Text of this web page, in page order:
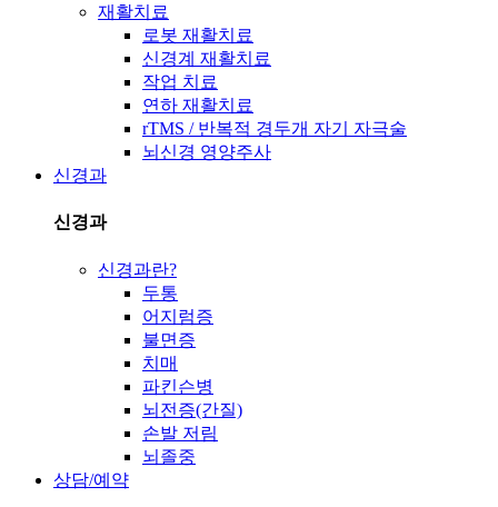
재활치료
로봇 재활치료
신경계 재활치료
작업 치료
연하 재활치료
rTMS / 반복적 경두개 자기 자극술
뇌신경 영양주사
신경과
신경과
신경과란?
두통
어지럼증
불면증
치매
파킨슨병
뇌전증(간질)
손발 저림
뇌졸중
상담/예약